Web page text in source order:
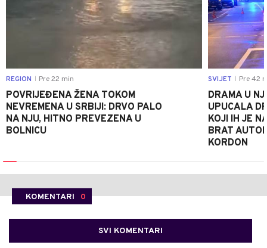
REGION Pre 22 min
POVRIJEĐENA ŽENA TOKOM
NEVREMENA U SRBIJI: DRVO PALO
NA NJU, HITNO PREVEZENA U
BOLNICU
SVIJET Pre 42
DRAMA U
UPUCALA
KOJI IH JE
BRAT
KORDON
KOMENTARI 0
SVI KOMENTARI